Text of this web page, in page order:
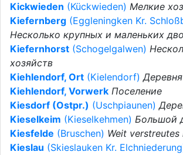
Kickwieden (Kückwieden) Мелкие
Kiefernberg (Eggleningken Kr.
Несколько крупных и маленьких
Kiefernhorst (Schogelgalwen)
хозяйств
Kiehlendorf, Ort (Kielendorf)Деревня
Kiehlendorf, Vorwerk Поселение
Kiesdorf (Ostpr.) (Uschpiaunen)
Kieselkeim (Kieselkehmen) Большой
Kiesfelde (Bruschen) Weit
Kieslau (Skieslauken Kr.